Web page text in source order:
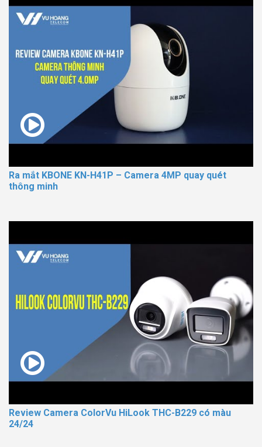
Ra mắt KBONE KN-H41P – Camera 4MP quay quét
thông minh
Review Camera ColorVu HiLook THC-B229 có màu
24/24